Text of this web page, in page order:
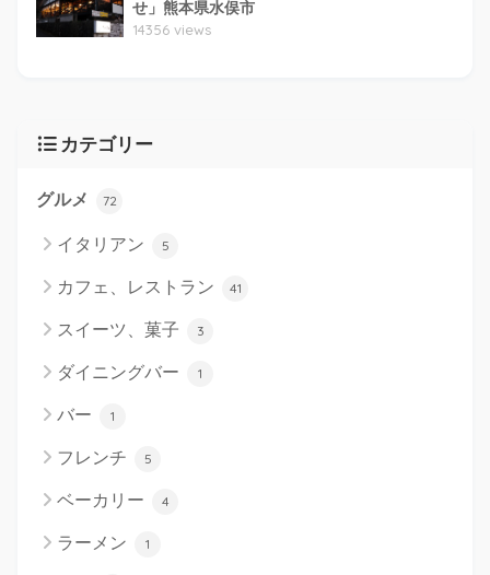
せ」熊本県水俣市
14356 views
カテゴリー
グルメ 72
イタリアン 5
カフェ、レストラン 41
スイーツ、菓子 3
ダイニングバー 1
バー 1
フレンチ 5
ベーカリー 4
ラーメン 1